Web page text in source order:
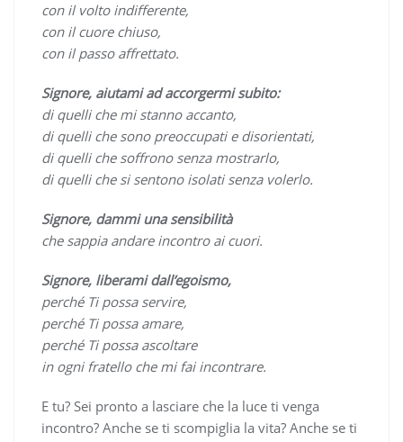
con il volto indifferente,
con il cuore chiuso,
con il passo affrettato.
Signore, aiutami ad accorgermi subito:
di quelli che mi stanno accanto,
di quelli che sono preoccupati e disorientati,
di quelli che soffrono senza mostrarlo,
di quelli che si sentono isolati senza volerlo.
Signore, dammi una sensibilità
che sappia andare incontro ai cuori.
Signore, liberami dall’egoismo,
perché Ti possa servire,
perché Ti possa amare,
perché Ti possa ascoltare
in ogni fratello che mi fai incontrare.
E tu? Sei pronto a lasciare che la luce ti venga
incontro? Anche se ti scompiglia la vita? Anche se ti